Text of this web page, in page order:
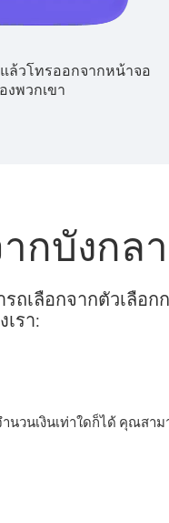
ล้วโทรออกจากหน้าจอ
พวกเขา
บังกลา
เลือกจากตัวเลือ
เรา:
นวนเงินเท่าใดก็ได้ คุณสา